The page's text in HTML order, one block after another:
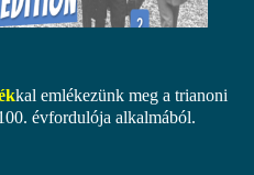
kal emlékezünk meg a trianoni
évfordulója alkalmából.